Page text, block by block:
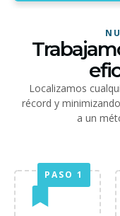
Localizamos
récord y
a un
PASO 1